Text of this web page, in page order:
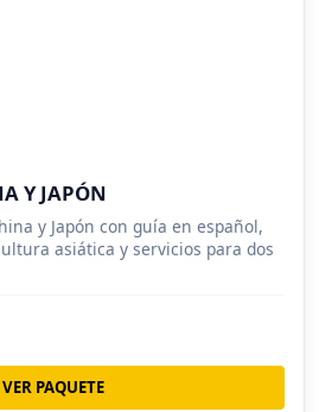
Y JAPÓN
y Japón con guía en español,
asiática y servicios para dos
VER PAQUETE